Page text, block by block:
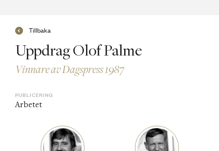
Uppdrag Olof Palme
Vinnare av Dagspress 1987
PUBLICERING
Arbetet
Tillbaka